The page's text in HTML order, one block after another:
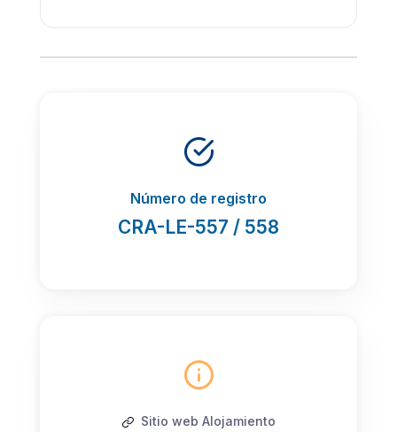
Número de registro
CRA-LE-557 / 558
Sitio web Alojamiento